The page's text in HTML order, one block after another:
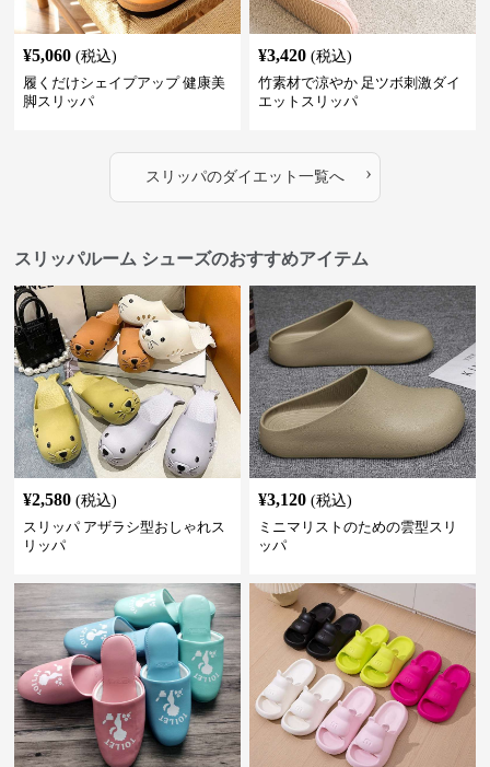
¥5,060 (税込)
履くだけシェイプアップ 健康美
脚スリッパ
¥3,420 (税込)
竹素材で涼やか 足ツボ刺激ダイ
エットスリッパ
スリッパのダイエット 一覧へ ›
スリッパルーム シューズのおすすめアイテム
¥2,580 (税込)
スリッパ アザラシ型おしゃれス
リッパ
¥3,120 (税込)
ミニマリストのための雲型スリ
ッパ